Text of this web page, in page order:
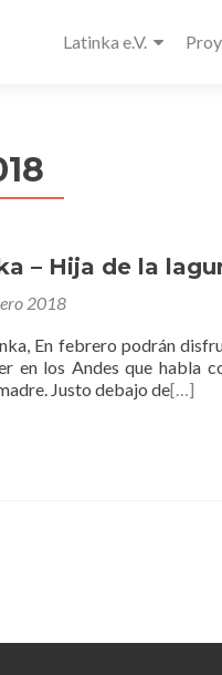
Latinka e.V.
– Hija de la
2018
En febrero podrán
en los Andes que habla
Justo debajo de[…]